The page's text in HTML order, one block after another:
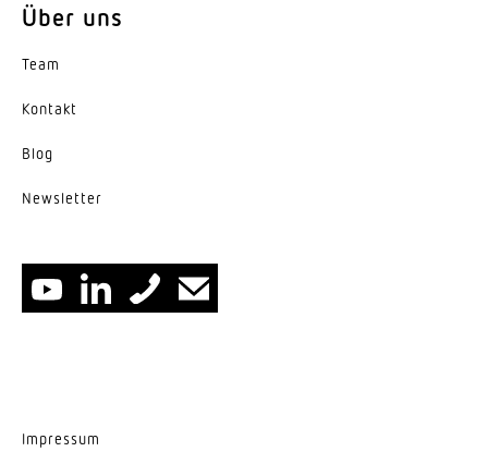
Über uns
Team
Kontakt
Blog
News­letter
Impressum